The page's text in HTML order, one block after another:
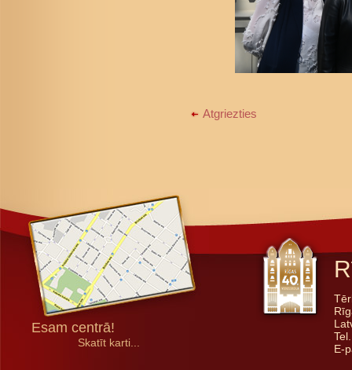
Atgriezties
Esam centrā!
Skatīt karti...
E-